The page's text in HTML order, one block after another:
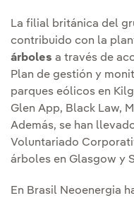
La filial británica del
contribuido con la
árboles a través de
Plan de gestión y
parques eólicos en
Glen App, Black Law,
Además, se han
Voluntariado
árboles en Glasgow y
En Brasil Neoenergia